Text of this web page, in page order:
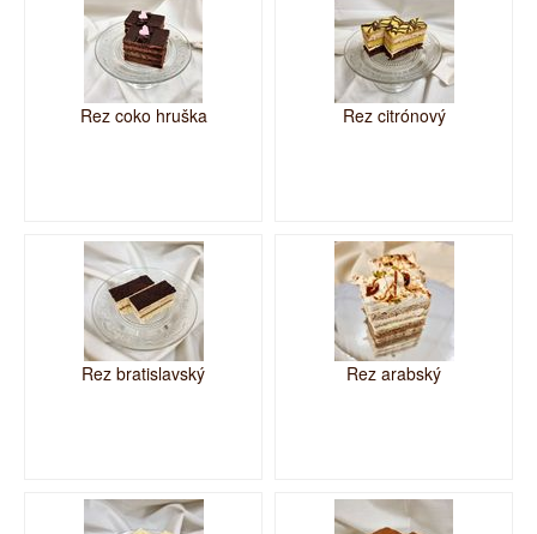
Rez coko hruška Rez citrónový
Rez bratislavský Rez arabský